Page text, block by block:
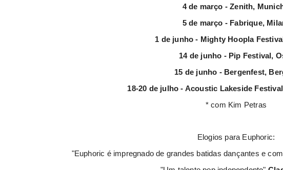
4 de março - Zenith,
5 de março - Fabrique,
1 de junho - Mighty Hoopla
14 de junho - Pip Festival,
15 de junho - Bergenfest,
18-20 de julho - Acoustic Lakeside
* com Kim Petras
Elogios para Euphoric:
"Euphoric é impregnado de grandes batidas dançantes e